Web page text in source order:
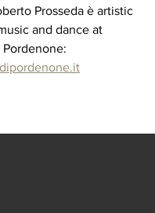
Prosseda è artistic
and dance at